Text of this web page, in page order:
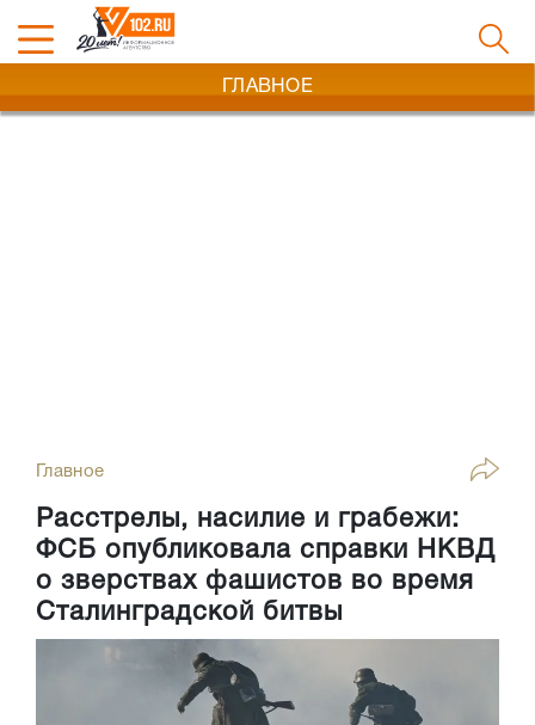
ГЛАВНОЕ
Главное
Расстрелы, насилие и грабежи:
ФСБ опубликовала справки НКВД
о зверствах фашистов во время
Сталинградской битвы